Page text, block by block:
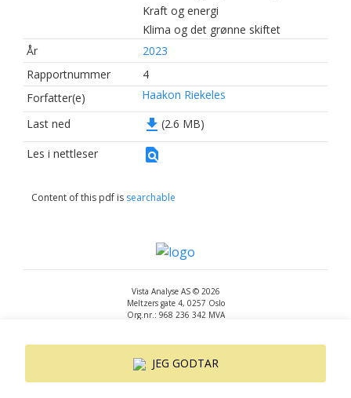
Kraft og energi
Klima og det grønne skiftet
År
2023
Rapportnummer
4
Forfatter(e)
Haakon Riekeles
Last ned
file_download (2.6 MB)
Les i nettleser
find_in_page
Content of this pdf is searchable
Vista Analyse AS © 2026
Meltzers gate 4, 0257 Oslo
Org.nr.: 968 236 342 MVA
By
Version: 3.0.244
JEG GODTAR